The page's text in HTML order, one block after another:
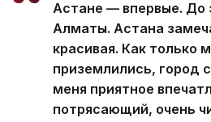
Астане — впервые. До
Алматы. Астана
красивая. Как только
приземлились, город
меня приятное
потрясающий, очень